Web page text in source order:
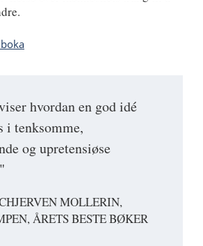
hvordan en god idé
i tenksomme,
og upretensiøse
MOLLERIN,
ÅRETS BESTE BØKER